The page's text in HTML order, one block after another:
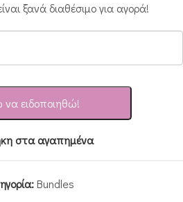
ξανά διαθέσιμο για αγορά!
ειδοποιηθώ!
στα αγαπημένα
Bundles